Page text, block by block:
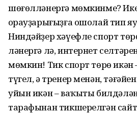
шөғөлләнергә мөм­кинме?
һорауҙарығыҙға ошолай тип
Нин­дәйҙер хәүефле спорт
ләнергә лә, интернет
мөмкин! Тик спорт төрө
түгел, ә тренер менән,
уйын икән – ваҡыты
тарафынан тикшерелгән